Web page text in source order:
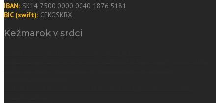
IBAN: SK14 7500 0000 0040 1876 5181
BIC (swift): CEKOSKBX
Kežmarok v srdci